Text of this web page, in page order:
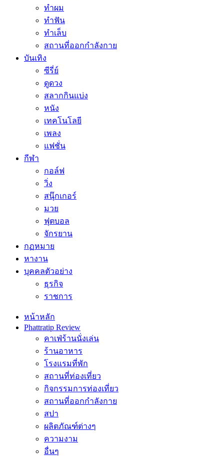
ทำผม
ทำฟัน
ทำเล็บ
สถานที่ออกกำลังกาย
บันเทิง
ซีรี่ย์
ดูดวง
สลากกินแบ่ง
หนัง
เทคโนโลยี
เพลง
แฟชั่น
กีฬา
กอล์ฟ
วิ่ง
สนุ๊กเกอร์
มวย
ฟุตบอล
จักรยาน
กฏหมาย
หางาน
บุคคลตัวอย่าง
ธุรกิจ
ราชการ
หน้าหลัก
Phattratip Review
คาเฟ่ร้านนั่งเล่น
ร้านอาหาร
โรงแรมที่พัก
สถานที่ท่องเที่ยว
กิจกรรมการท่องเที่ยว
สถานที่ออกกำลังกาย
สปา
ผลิตภัณฑ์ต่างๆ
ความงาม
อื่นๆ